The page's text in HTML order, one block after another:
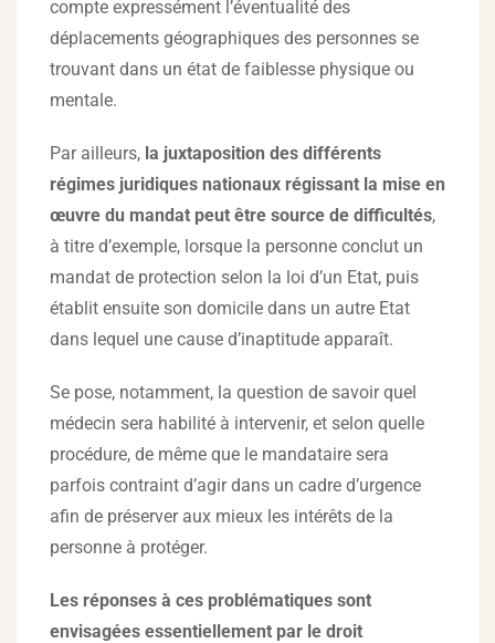
compte expressément l’éventualité des
déplacements géographiques des personnes se
trouvant dans un état de faiblesse physique ou
mentale.
Par ailleurs, la juxtaposition des différents
régimes juridiques nationaux régissant la mise en
œuvre du mandat peut être source de difficultés,
à titre d’exemple, lorsque la personne conclut un
mandat de protection selon la loi d’un Etat, puis
établit ensuite son domicile dans un autre Etat
dans lequel une cause d’inaptitude apparaît.
Se pose, notamment, la question de savoir quel
médecin sera habilité à intervenir, et selon quelle
procédure, de même que le mandataire sera
parfois contraint d’agir dans un cadre d’urgence
afin de préserver aux mieux les intérêts de la
personne à protéger.
Les réponses à ces problématiques sont
envisagées essentiellement par le droit